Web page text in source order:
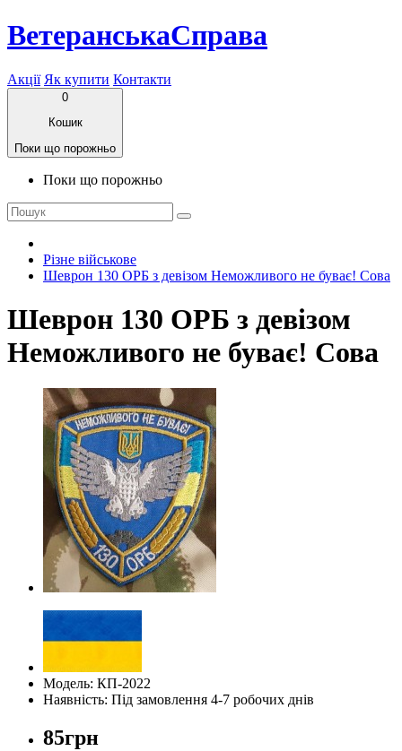
ВетеранськаСправа
Акції Як купити Контакти
0
Кошик
Поки що порожньо
Поки що порожньо
Різне військове
Шеврон 130 ОРБ з девізом Неможливого не буває! Сова
Шеврон 130 ОРБ з девізом
Неможливого не буває! Сова
Модель: КП-2022
Наявність: Під замовлення 4-7 робочих днів
85грн